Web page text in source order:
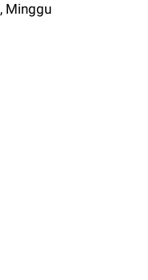
Minggu